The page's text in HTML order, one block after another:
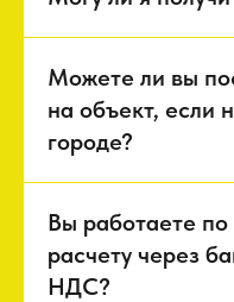
Можете ли вы
на объект, если
городе?
Вы работаете
расчету через
НДС?